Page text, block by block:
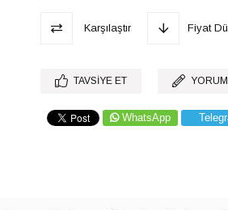
Karşılaştır Fiyat
TAVSIYE ET
WhatsApp